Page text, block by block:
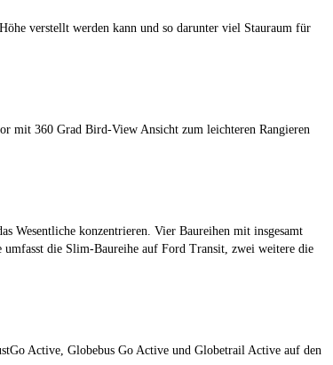
verstellt werden kann und so darunter viel Stauraum für
mit 360 Grad Bird-View Ansicht zum leichteren Rangieren
Wesentliche konzentrieren. Vier Baureihen mit insgesamt
die Slim-Baureihe auf Ford Transit, zwei weitere die
Active, Globebus Go Active und Globetrail Active auf den